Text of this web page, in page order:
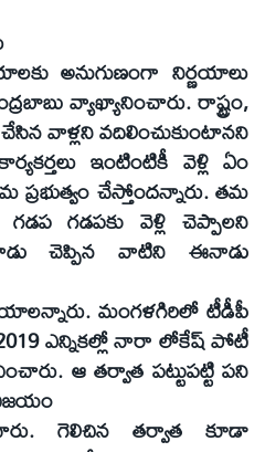
అనుగుణంగా నిర్ణయాలు
వ్యాఖ్యానించారు. రాష్ట్రం,
చేసిన వాళ్లని వదిలించుకుంటానని
ఇంటింటికీ వెళ్లి ఏం
చేస్తోందన్నారు. తమ
గడప గడపకు వెళ్లి చెప్పాలని
చెప్పిన వాటిని ఈనాడు
మంగళగిరిలో టీడీపీ
ఎన్నికల్లో నారా లోకేష్ పోటీ
ఆ తర్వాత పట్టుపట్టి పని
గెలిచిన తర్వాత కూడా